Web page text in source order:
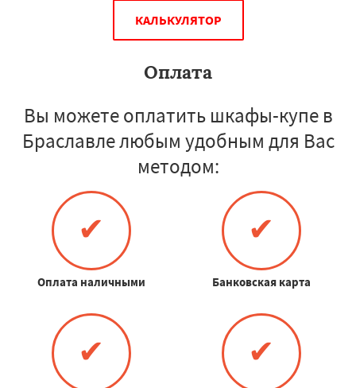
КАЛЬКУЛЯТОР
Оплата
Вы можете оплатить шкафы-купе в
Браславле любым удобным для Вас
методом:
✔
Оплата наличными
✔
Банковская карта
✔ ✔